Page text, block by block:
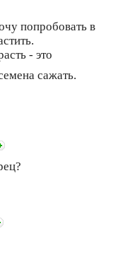
попробовать в
- это
сажать.